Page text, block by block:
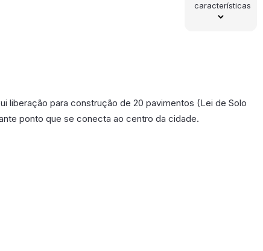
características
liberação para construção de 20 pavimentos (Lei de Solo
ponto que se conecta ao centro da cidade.